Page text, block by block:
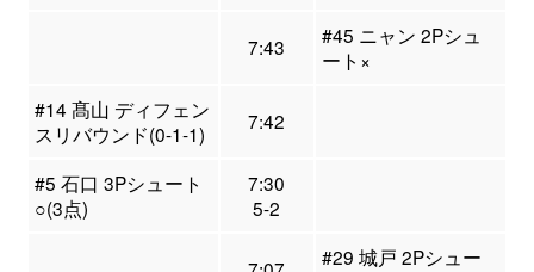
7:43
#45 ニャン 2Pシュ
ート×
#14 髙山 ディフェン
スリバウンド(0-1-1)
7:42
#5 石口 3Pシュート
○(3点)
7:30
5-2
#29 城戸 2Pシュー